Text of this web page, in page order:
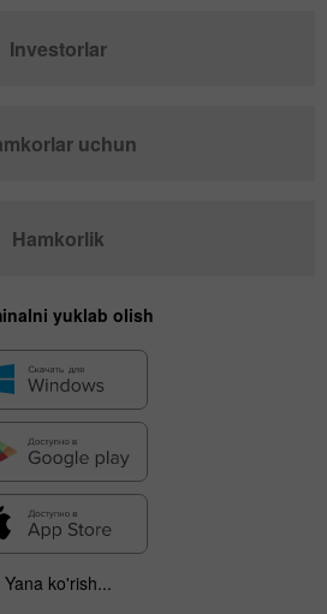
Investorlar
uchun
Hamkorlik
yuklab olish
Yana ko'rish...